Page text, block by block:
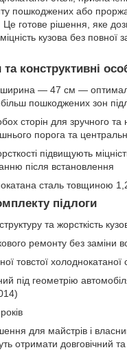
пошкоджених або
Це готове рішення, яке
кузова без повної
конструктивні
— 47 см —
пошкоджених зон
сторін для зручного та
порога та
підвищують
після встановлення
сталь товщиною
підлоги
та жорсткість
ремонту без заміни
товстої холоднокатаної
під геометрію
для майстрів і
отримати довговічний та